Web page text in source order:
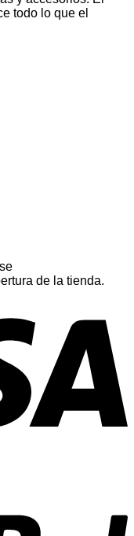
todo lo que el
de la tienda.